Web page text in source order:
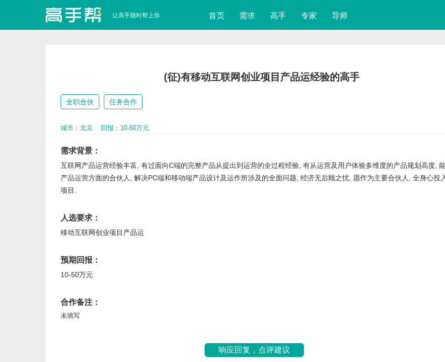
让高手随时帮上你 首页 需求 高手 专家 导师
(征)有移动互联网创业项目产品运经验的高手
全职合伙 任务合作
城市：北京 回报：10-50万元
需求背景
互联网产品运营经验丰富, 有过面向C端的完整产品从提出到运营的全过程经验, 有从运营及用户体验多维度的产品规划高度,
产品运营方面的合伙人, 解决PC端和移动端产品设计及运作所涉及的全面问题, 经济无后顾之忧, 愿作为主要合伙人, 全身心投
项目.
人选要求
移动互联网创业项目产品运
预期回报
10-50万元
合作备注
未填写
响应回复，点评建议